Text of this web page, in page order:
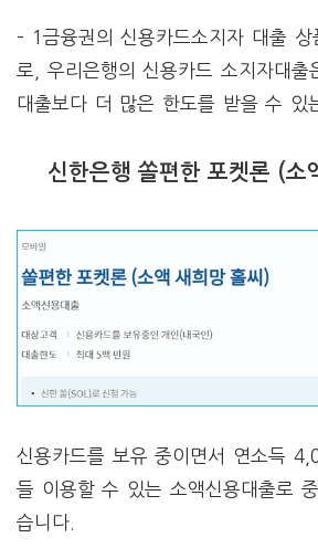
– 1금융권의 신용카드소지자 대출
로, 우리은행의 신용카드 소지자대출
대출보다 더 많은 한도를 받을 수 있
신한은행 쏠편한 포켓론 (소
신용카드를 보유 중이면서 연소득
들 이용할 수 있는 소액신용대출로
습니다.